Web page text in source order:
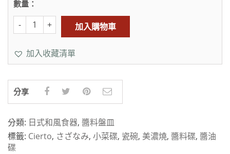
數量：
加入購物車
加入收藏清單
分享
分類: 日式和風食器, 醬料盤皿
標籤: Cierto, さざなみ, 小菜碟, 瓷碗, 美濃燒, 醬料碟, 醬油
碟